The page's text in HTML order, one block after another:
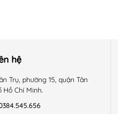
hệ
Trụ, phường 15, quận Tân
Hồ Chí Minh.